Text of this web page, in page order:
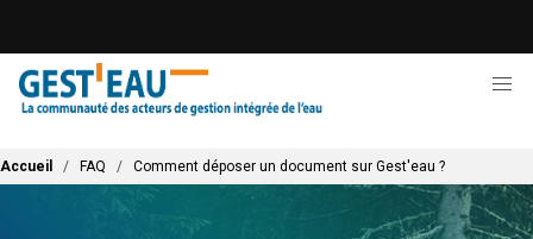
contenu
principal
Fil d'Ariane
Accueil FAQ Comment déposer un document sur Gest'eau ?